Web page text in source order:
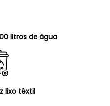
litros de água
lixo têxtil